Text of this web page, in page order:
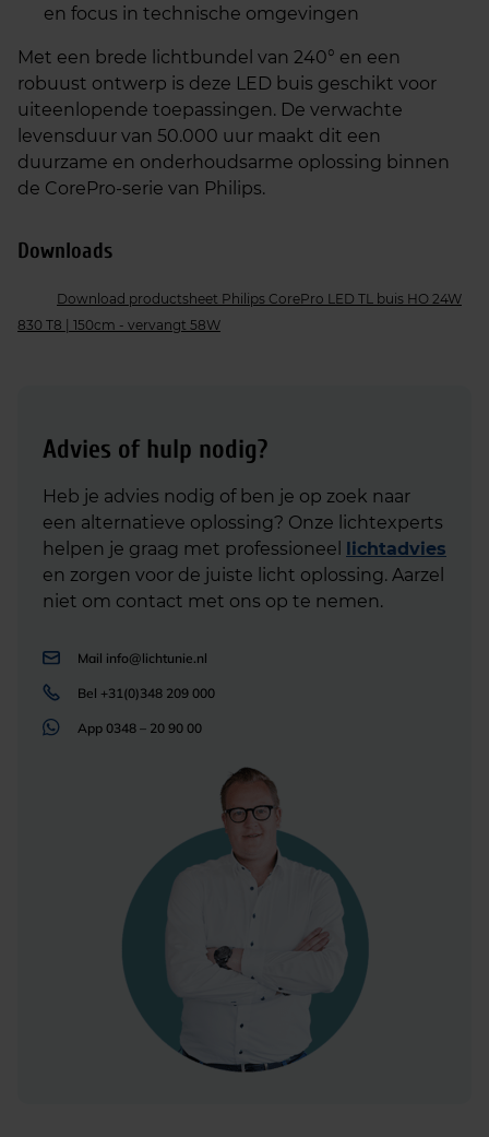
en focus in technische omgevingen
Met een brede lichtbundel van 240° en een
robuust ontwerp is deze LED buis geschikt voor
uiteenlopende toepassingen. De verwachte
levensduur van 50.000 uur maakt dit een
duurzame en onderhoudsarme oplossing binnen
de CorePro‑serie van Philips.
Downloads
Download productsheet Philips CorePro LED TL buis HO 24W
830 T8 | 150cm - vervangt 58W
Advies of hulp nodig?
Heb je advies nodig of ben je op zoek naar
een alternatieve oplossing? Onze lichtexperts
helpen je graag met professioneel lichtadvies
en zorgen voor de juiste licht oplossing. Aarzel
niet om contact met ons op te nemen.
Mail info@lichtunie.nl
Bel +31(0)348 209 000
App 0348 – 20 90 00